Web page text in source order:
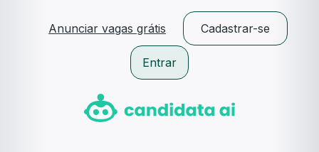
Anunciar vagas grátis Cadastrar-se
Entrar